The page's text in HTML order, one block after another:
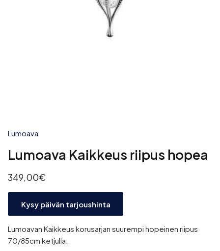
Lumoava
Lumoava Kaikkeus riipus hopea
349,00€
Kysy päivän tarjoushinta
Lumoavan Kaikkeus korusarjan suurempi hopeinen riipus
70/85cm ketjulla.